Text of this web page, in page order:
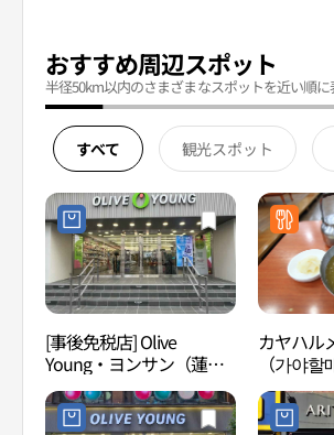
おすすめ周辺スポット
半径50km以内のさまざまなスポットを近い順に
すべて 観光スポット
[事後免税店] Olive
Young・ヨンサン（蓮
山）駅店(올리브영 연산역
점)
カヤハル
（가야할